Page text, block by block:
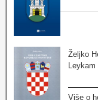
Željko
Više o